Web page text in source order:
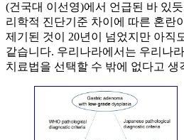
(건국대 이선영)에서 언급된 바 있
리학적 진단기준 차이에 따른 혼란
제기된 것이 20년이 넘었지만 아직
같습니다. 우리나라에서는 우리나
치료법을 선택할 수 밖에 없다고 생